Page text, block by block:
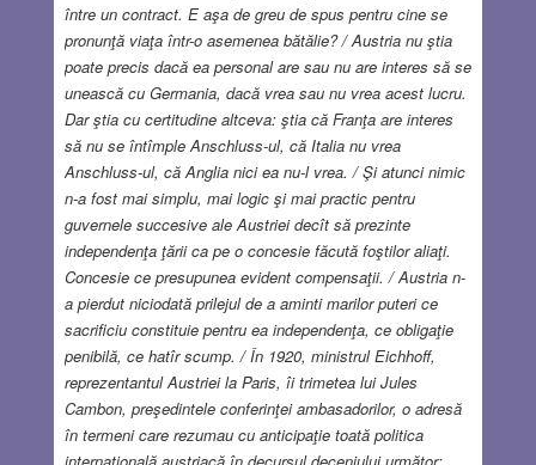
între un contract. E aşa de greu de spus pentru cine se
pronunţă viaţa într-o asemenea bătălie? /Austria nu ştia
poate precis dacă ea personal are sau nu are interes să se
unească cu Germania, dacă vrea sau nu vrea acest lucru.
Dar ştia cu certitudine altceva: ştia că Franţa are interes
să nu se întîmple Anschluss-ul, că Italia nu vrea
Anschluss-ul, că Anglia nici ea nu-l vrea. / Şi atunci nimic
n-a fost mai simplu, mai logic şi mai practic pentru
guvernele succesive ale Austriei decît să prezinte
independenţa ţării ca pe o concesie făcută foştilor aliaţi.
Concesie ce presupunea evident compensaţii. / Austria n-
a pierdut niciodată prilejul de a aminti marilor puteri ce
sacrificiu constituie pentru ea independenţa, ce obligaţie
penibilă, ce hatîr scump. / În 1920, ministrul Eichhoff,
reprezentantul Austriei la Paris, îi trimetea lui Jules
Cambon, preşedintele conferinţei ambasadorilor, o adresă
în termeni care rezumau cu anticipaţie toată politica
internaţională austriacă în decursul deceniului următor: